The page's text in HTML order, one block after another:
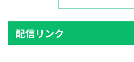
配信リンク